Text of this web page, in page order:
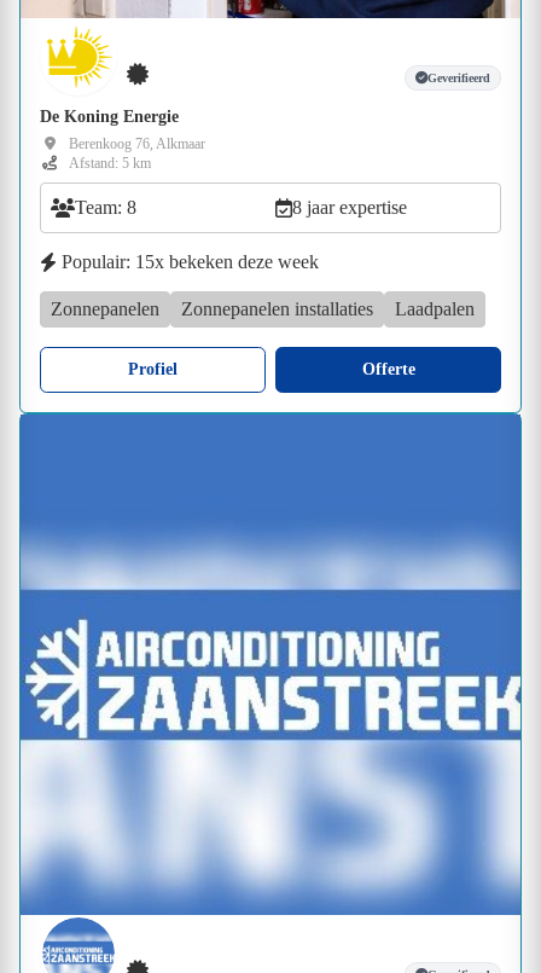
Geverifieerd
De Koning Energie
Berenkoog 76, Alkmaar
Afstand: 5 km
Team: 8 8 jaar expertise
Populair: 15x bekeken deze week
Zonnepanelen Zonnepanelen installaties Laadpalen
Profiel Offerte